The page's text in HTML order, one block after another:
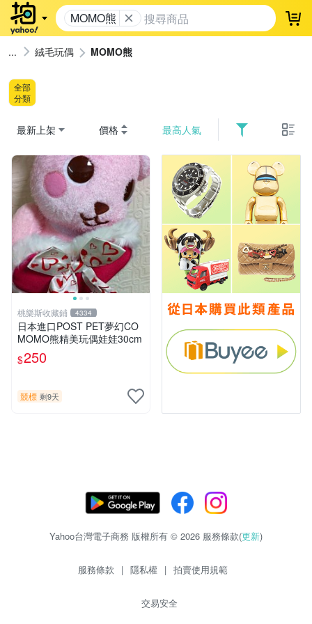
MOMO熊 登
絨毛玩偶 MOMO熊
全部
分類
最新上架 價格 最高人氣
桃樂斯收藏鋪 4334
日本進口POST PET夢幻CO
MOMO熊精美玩偶娃娃30cm
$250
競標 剩9天
Yahoo台灣電子商務 版權所有 © 2026 服務條款(更新)
服務條款 | 隱私權 | 拍賣使用規範
交易安全